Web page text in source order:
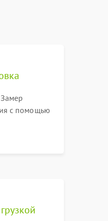
с помощью